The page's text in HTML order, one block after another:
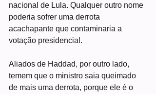
nacional de Lula. Qualquer outro nome
poderia sofrer uma derrota
acachapante que contaminaria a
votação presidencial.
Aliados de Haddad, por outro lado,
temem que o ministro saia queimado
de mais uma derrota, porque ele é o